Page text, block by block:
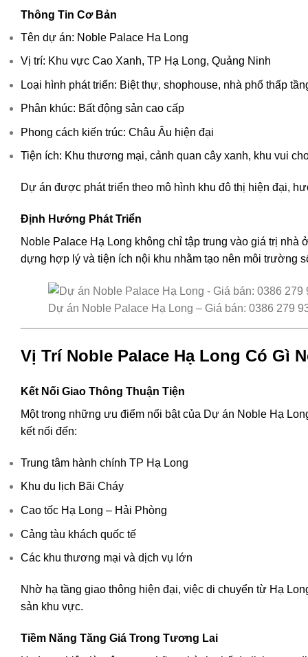
Thông Tin Cơ Bản
Tên dự án: Noble Palace Ha Long
Vị trí: Khu vực Cao Xanh, TP Hạ Long, Quảng Ninh
Loại hình phát triển: Biệt thự, shophouse, nhà phố thấp
Phân khúc: Bất động sản cao cấp
Phong cách kiến trúc: Châu Âu hiện đại
Tiện ích: Khu thương mại, cảnh quan cây xanh, khu vui
Dự án được phát triển theo mô hình khu đô thị hiện đại,
Định Hướng Phát Triển
Noble Palace Hạ Long không chỉ tập trung vào giá trị
dựng hợp lý và tiện ích nội khu nhằm tạo nên môi trường
Dự án Noble Palace Hạ Long – Giá bán: 0386 279
Vị Trí Noble Palace Hạ Long Có Gì
Kết Nối Giao Thông Thuận Tiện
Một trong những ưu điểm nổi bật của Dự án Noble Hạ
kết nối đến:
Trung tâm hành chính TP Hạ Long
Khu du lịch Bãi Cháy
Cao tốc Hạ Long – Hải Phòng
Cảng tàu khách quốc tế
Các khu thương mại và dịch vụ lớn
Nhờ hạ tầng giao thông hiện đại, việc di chuyển từ Hạ
sản khu vực.
Tiềm Năng Tăng Giá Trong Tương Lai